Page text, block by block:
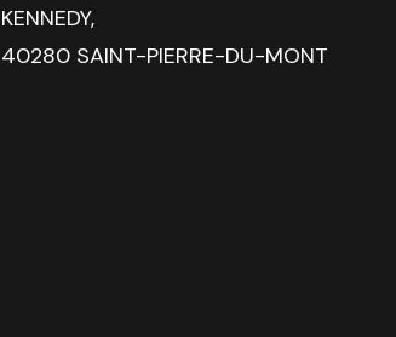
KENNEDY,
40280 SAINT-PIERRE-DU-MONT